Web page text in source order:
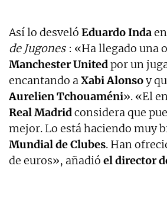
Así lo desveló Eduardo Indaen
de Jugones : «Ha llegado una
Manchester Unitedpor un
encantando aXabi Alonsoy
Aurelien Tchouaméni». «El
Real Madridconsidera que
mejor. Lo está haciendo muy
Mundial de Clubes. Han
de euros», añadió el director